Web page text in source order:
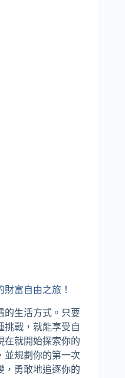
富自由之旅！
的生活方式。只要
挑戰，就能享受自
在就開始探索你的
並規劃你的第一次
，勇敢地追逐你的